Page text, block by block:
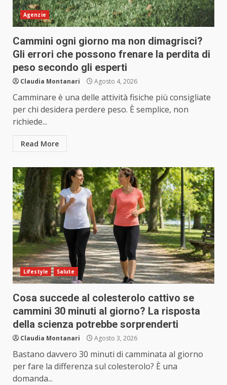
Agenzie
Cammini ogni giorno ma non dimagrisci?
Gli errori che possono frenare la perdita di
peso secondo gli esperti
Claudia Montanari Agosto 4, 2026
Camminare è una delle attività fisiche più consigliate
per chi desidera perdere peso. È semplice, non
richiede...
Read More
Lifestyle Salute
Cosa succede al colesterolo cattivo se
cammini 30 minuti al giorno? La risposta
della scienza potrebbe sorprenderti
Claudia Montanari Agosto 3, 2026
Bastano davvero 30 minuti di camminata al giorno
per fare la differenza sul colesterolo? È una
domanda...